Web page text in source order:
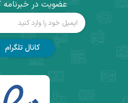
عضویت در خبرنامه
کانال تلگرام